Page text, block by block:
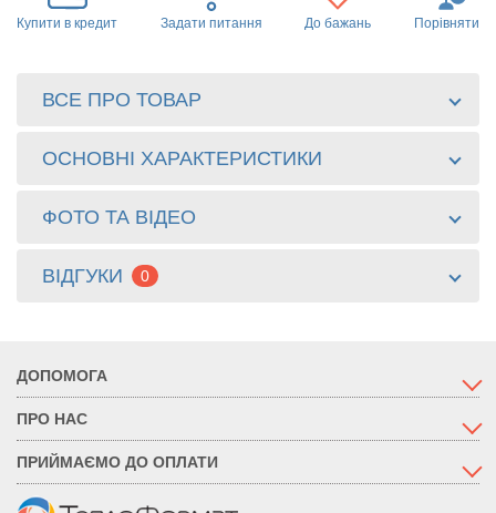
Купити в кредит Задати питання До бажань Порівняти
ВСЕ ПРО ТОВАР
ОСНОВНІ ХАРАКТЕРИСТИКИ
ФОТО ТА ВІДЕО
ВІДГУКИ 0
ДОПОМОГА
ПРО НАС
ПРИЙМАЄМО ДО ОПЛАТИ